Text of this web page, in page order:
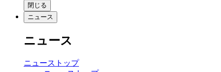
閉じる
ニュース
ニュース
ニューストップ